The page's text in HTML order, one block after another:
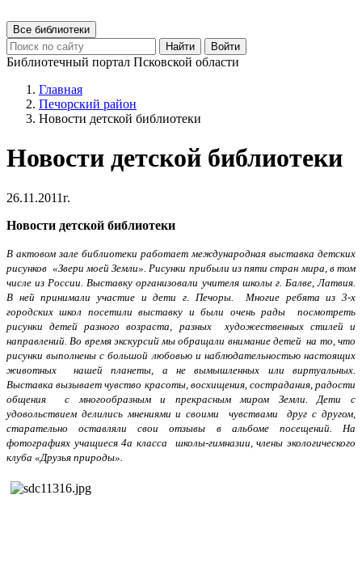
Все библиотеки
Найти
Войти
Библиотечный портал Псковской области
Главная
Печорский район
Новости детской библиотеки
Новости детской библиотеки
26.11.2011г.
Новости детской библиотеки
В актовом зале библиотеки работает международная выставка детских
рисунков «Звери моей Земли». Рисунки прибыли из пяти стран мира, в том
числе из России. Выставку организовали учителя школы г. Балве, Латвия.
В ней принимали участие и дети г. Печоры. Многие ребята из 3-х
городских школ посетили выставку и были очень рады посмотреть
рисунки детей разного возраста, разных художественных стилей и
направлений. Во время экскурсий мы обращали внимание детей на то, что
рисунки выполнены с большой любовью и наблюдательностью настоящих
животных нашей планеты, а не вымышленных или виртуальных.
Выставка вызывает чувство красоты, восхищения, сострадания, радости
общения с многообразным и прекрасным миром Земли. Дети с
удовольствием делились мнениями исвоими чувствами друг с другом,
старательно оставляли свои отзывы в альбоме посещений. На
фотографиях учащиеся 4а класса школы-гимназии, члены экологического
клуба «Друзья природы».